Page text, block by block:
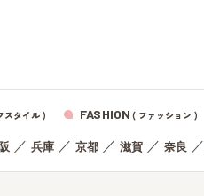
スタイル ) FASHION ( ファッション )
／ 兵庫／ 京都／ 滋賀／ 奈良 ／